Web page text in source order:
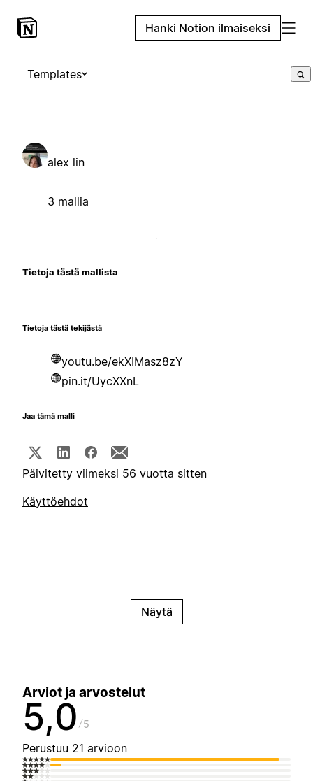
Hanki Notion ilmaiseksi
Templates
alex lin
3 mallia
Tietoja tästä mallista
Tietoja tästä tekijästä
youtu.be/ekXIMasz8zY
pin.it/UycXXnL
Jaa tämä malli
Päivitetty viimeksi 56 vuotta sitten
Käyttöehdot
Näytä
Arviot ja arvostelut
5,0 5
Perustuu 21 arvioon